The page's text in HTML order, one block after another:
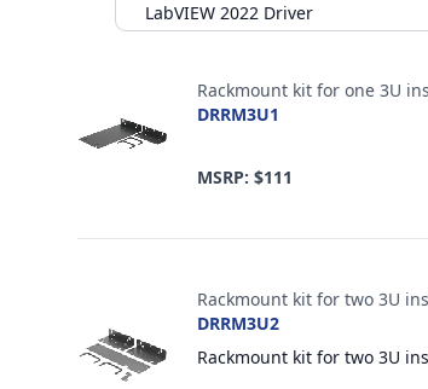
LabVIEW 2022 Driver
Rackmount kit for one 3U
DRRM3U1
MSRP: $111
Rackmount kit for two 3U
DRRM3U2
Rackmount kit for two 3U